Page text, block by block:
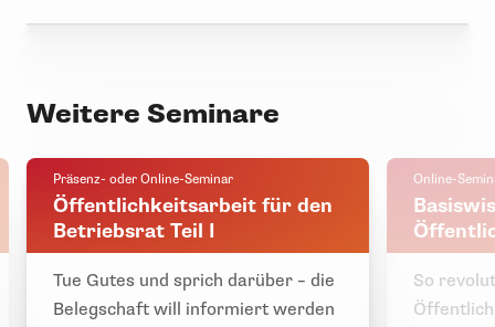
Weitere Seminare
Präsenz- oder Online-Seminar
Öffentlichkeitsarbeit für den
Betriebsrat Teil I
Tue Gutes und sprich darüber – die
Belegschaft will informiert werden
Online-
So